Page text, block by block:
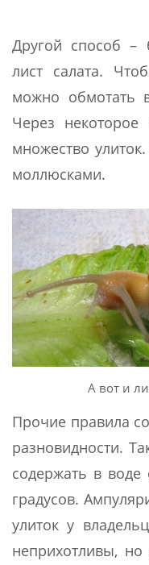
Другой способ –
лист салата.
можно обмотать
Через некоторое
множество
моллюсками.
А вот и
Прочие правила
разновидности.
содержать в
градусов.
улиток у
неприхотливы,